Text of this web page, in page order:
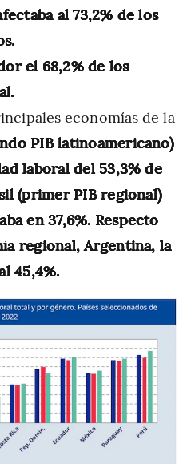
al 73,2% de los
el 68,2% de los
economías de la
PIB latinoamericano)
laboral del 53,3% de
(primer PIB regional)
en 37,6%. Respecto
regional, Argentina, la
45,4%.